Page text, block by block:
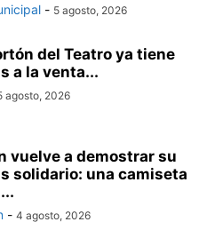
- 5 agosto, 2026
del Teatro ya tiene
a la venta...
agosto, 2026
vuelve a demostrar su
solidario: una camiseta
- 4 agosto, 2026